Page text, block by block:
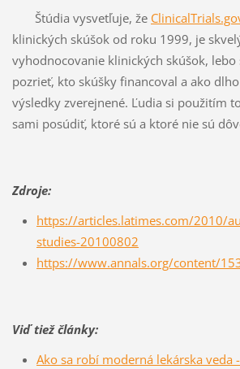
Štúdia vysvetľuje, že
klinických skúšok od roku 1999, je
vyhodnocovanie klinických skúšok, lebo
pozrieť, kto skúšky financoval a ako
výsledky zverejnené. Ľudia si použitím
sami posúdiť, ktoré sú a ktoré nie sú
Zdroje:
https://articles.latimes.com/2010/
studies-20100802
https://www.annals.org/content/
Viď tiež články:
Ako sa robí moderná lekárska veda